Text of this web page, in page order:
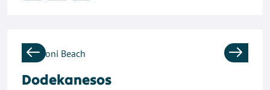
Previous Next
Dodekanesos